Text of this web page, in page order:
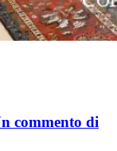
commento di